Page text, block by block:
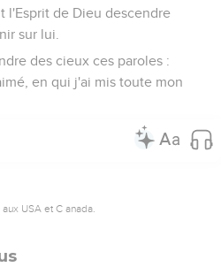
l'Esprit de Dieu descendre
sur lui.
des cieux ces paroles :
en qui j'ai mis toute mon
USA et C anada.